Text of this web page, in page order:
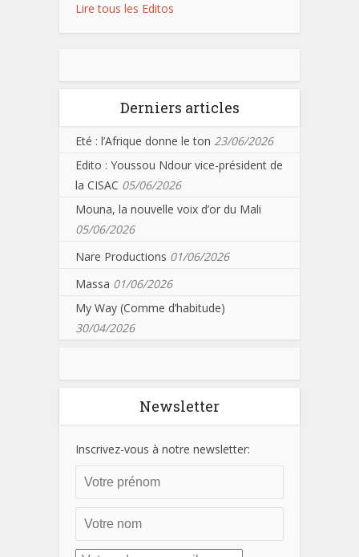
Lire tous les Editos
Derniers articles
Eté : l’Afrique donne le ton 23/06/2026
Edito : Youssou Ndour vice-président de
la CISAC 05/06/2026
Mouna, la nouvelle voix d’or du Mali
05/06/2026
Nare Productions 01/06/2026
Massa 01/06/2026
My Way (Comme d’habitude)
30/04/2026
Newsletter
Inscrivez-vous à notre newsletter: